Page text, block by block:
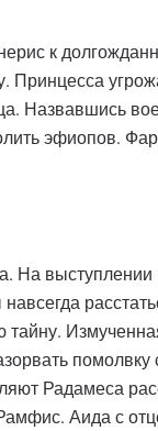
к
Принцесса
Назвавшись
эфиопов.
На
тайну.
Радамеса
Аида с